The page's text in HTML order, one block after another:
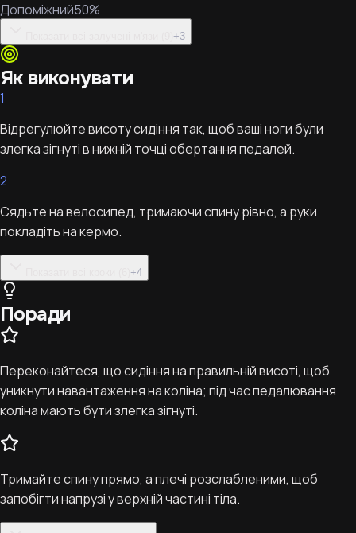
Допоміжний50%
+3
Як виконувати
1
Відрегулюйте висоту сидіння так, щоб ваші ноги були
злегка зігнуті в нижній точці обертання педалей.
2
Сядьте на велосипед, тримаючи спину рівно, а руки
покладіть на кермо.
+4
Поради
Переконайтеся, що сидіння на правильній висоті, щоб
уникнути навантаження на коліна; під час педалювання
коліна мають бути злегка зігнуті.
Тримайте спину прямо, а плечі розслабленими, щоб
запобігти напрузі у верхній частині тіла.